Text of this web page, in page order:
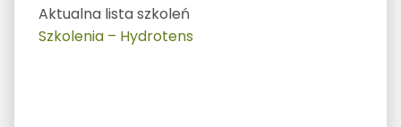
Aktualna lista szkoleń
Szkolenia – Hydrotens